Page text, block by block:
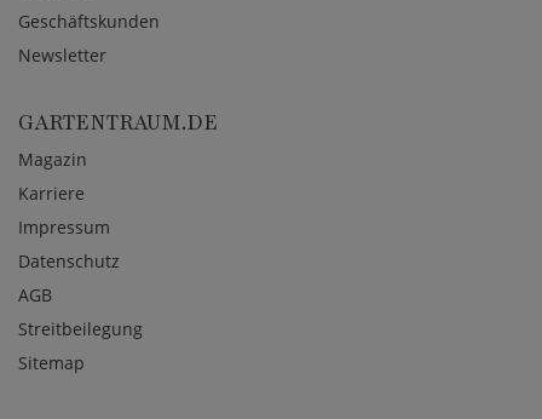
Geschäftskunden
Newsletter
GARTENTRAUM.DE
Magazin
Karriere
Impressum
Datenschutz
AGB
Streitbeilegung
Sitemap